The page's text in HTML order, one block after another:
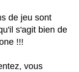
de jeu sont
s'agit bien de
!!!
vous